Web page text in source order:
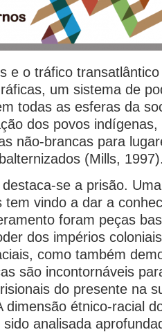
e o tráfico
um sistema de
todas as esferas da
dos povos
não-brancas para
(Mills,
se a prisão.
tem vindo a dar a
foram peças
dos impérios
como também
são incontornáveis
do presente na
dimensão étnico-racial
analisada